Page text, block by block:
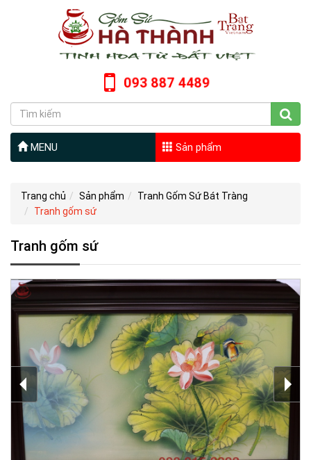
093 887 4489
MENU Sản phẩm
Trang chủ Sản phẩm
Tranh Gốm Sứ Bát Tràng
Tranh gốm sứ
Tranh gốm sứ